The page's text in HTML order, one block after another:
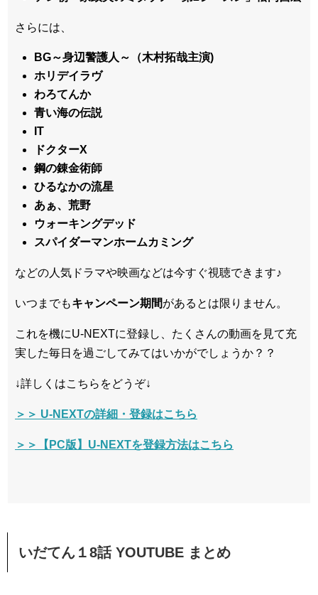
さらには、
BG～身辺警護人～（木村拓哉主演)
ホリデイラヴ
わろてんか
青い海の伝説
IT
ドクターX
鋼の錬金術師
ひるなかの流星
あぁ、荒野
ウォーキングデッド
スパイダーマンホームカミング
などの人気ドラマや映画などは今すぐ視聴できます♪
いつまでもキャンペーン期間があるとは限りません。
これを機にU-NEXTに登録し、たくさんの動画を見て充
実した毎日を過ごしてみてはいかがでしょうか？？
↓詳しくはこちらをどうぞ↓
＞＞ U-NEXTの詳細・登録はこちら
＞＞【PC版】U-NEXTを登録方法はこちら
いだてん１8話 YOUTUBE まとめ